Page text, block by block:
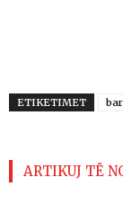
ETIKETIMET
ARTIKUJ TË